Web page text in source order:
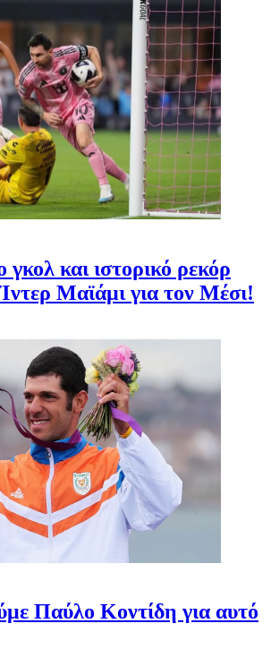
και ιστορικό ρεκόρ
Μαϊάμι για τον Μέσι!
Παύλο Κοντίδη για αυτό